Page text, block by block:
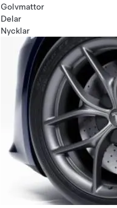
Golvmattor
Delar
Nycklar